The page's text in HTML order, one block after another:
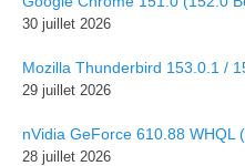
30 juillet 2026
Mozilla Thunderbird 153.0.1 /
29 juillet 2026
nVidia GeForce 610.88 WHQL
28 juillet 2026